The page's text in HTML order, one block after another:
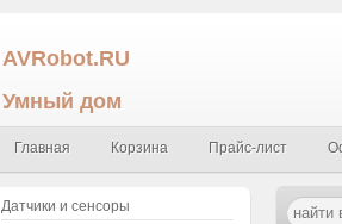
AVRobot.RU
Умный дом
Главная Корзина Прайс-лист
Датчики и сенсоры